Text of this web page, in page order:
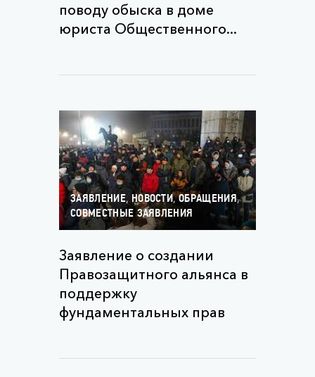
поводу обыска в доме
юриста Общественного...
ЗАЯВЛЕНИЕ, НОВОСТИ,ОБРАЩЕНИЯ,
СОВМЕСТНЫЕ ЗАЯВЛЕНИЯ
Заявление о создании
Правозащитного альянса в
поддержку
фундаментальных прав